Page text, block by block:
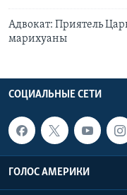
Адвокат: Приятель
марихуаны
СОЦИАЛЬНЫЕ СЕТИ
ГОЛОС АМЕРИКИ